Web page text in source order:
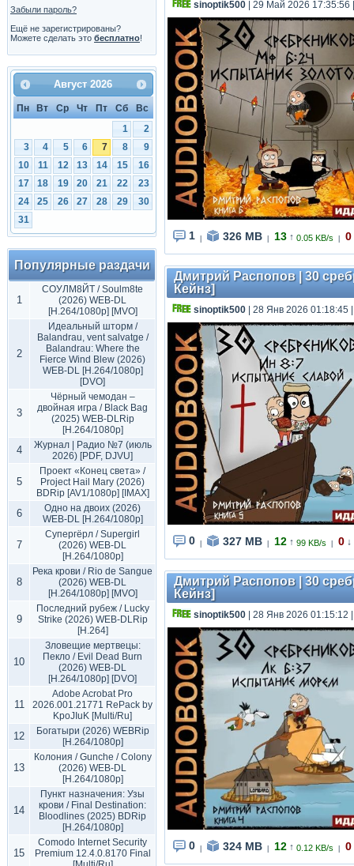
Забыли пароль?
Ещё не зарегистрированы?
Можете сделать это бесплатно!
Август 2026
Пн Вт Ср Чт Пт Сб
Вс
1
2
3
4 5 6 7 8
9
10
11 12 13 14 15
16
17
18 19 20 21 22
23
24
25 26 27 28 29
30
31
Популярные раздачи
1
СОУЛМ8ЙТ / Soulm8te
(2026) WEB-DL
[H.264/1080p] [MVO]
2
Идеальный шторм /
Balandrau, vent salvatge /
Balandrau: Where the
Fierce Wind Blew (2026)
WEB-DL [H.264/1080p]
[DVO]
3
Чёрный чемодан –
двойная игра / Black Bag
(2025) WEB-DLRip
[H.264/1080p]
4
Журнал | Радио №7 (июль
2026) [PDF, DJVU]
5
Проект «Конец света» /
Project Hail Mary (2026)
BDRip [AV1/1080p] [IMAX]
6
Одно на двоих (2026)
WEB-DL [H.264/1080p]
7
Супергёрл / Supergirl
(2026) WEB-DL
[H.264/1080p]
8
Река крови / Rio de Sangue
(2026) WEB-DL
[H.264/1080p] [MVO]
9
Последний рубеж / Lucky
Strike (2026) WEB-DLRip
[H.264]
10
Зловещие мертвецы:
Пекло / Evil Dead Burn
(2026) WEB-DL
[H.264/1080p] [DVO]
11
Adobe Acrobat Pro
2026.001.21771 RePack by
KpoJIuK [Multi/Ru]
12
Богатыри (2026) WEBRip
[H.264/1080p]
13
Колония / Gunche / Colony
(2026) WEB-DL
[H.264/1080p]
14
Пункт назначения: Узы
крови / Final Destination:
Bloodlines (2025) BDRip
[H.264/1080p]
15
Comodo Internet Security
Premium 12.4.0.8170 Final
sinoptik500 | 29 Май 2026 17:35:56
1 326 MB 13 ↑ 0.05 KB/s 0
Дмитрий Распопов | 30
Кейнз]
sinoptik500 | 28 Янв 2026 01:18:45
0 327 MB 12 ↑ 99 KB/s 0 ↓
Дмитрий Распопов | 30
Кейнз]
sinoptik500 | 28 Янв 2026 01:15:12
0 324 MB 12 ↑ 0.12 KB/s 0